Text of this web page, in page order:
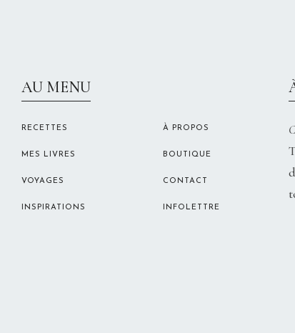
AU MENU
RECETTES
MES LIVRES
VOYAGES
INSPIRATIONS
À PROPOS
BOUTIQUE
CONTACT
INFOLETTRE